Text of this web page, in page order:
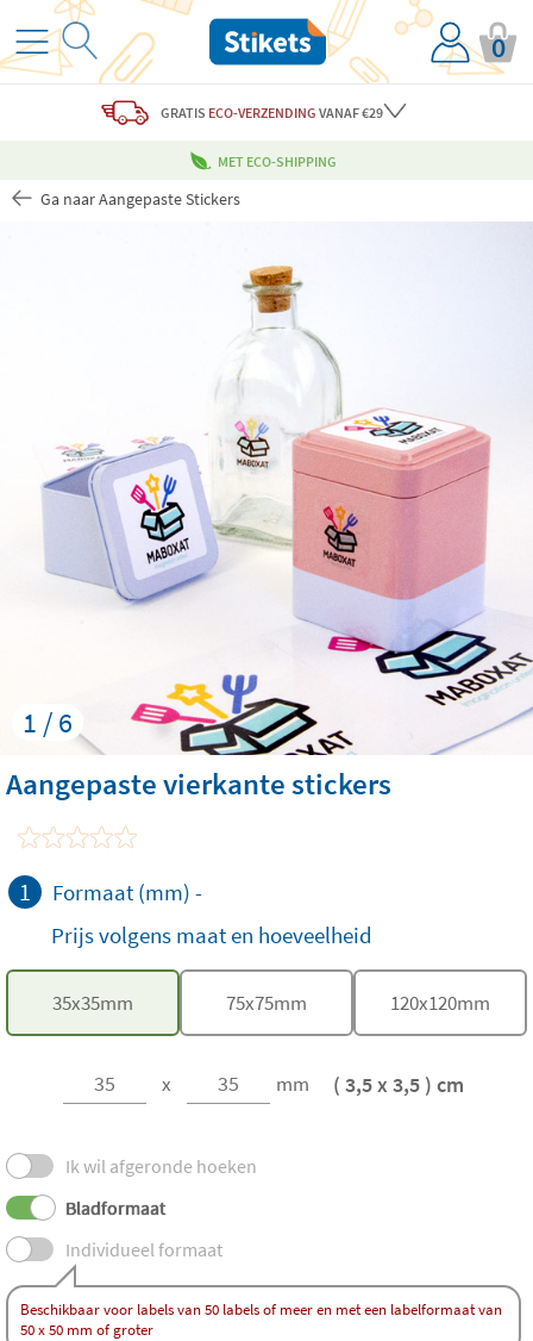
0
GRATIS ECO-VERZENDING VANAF €29
MET ECO-SHIPPING
Ga naar Aangepaste Stickers
1 / 6
Aangepaste vierkante stickers
1 Formaat (mm) -
Prijs volgens maat en hoeveelheid
35x35mm 75x75mm 120x120mm
x mm ( 3,5 x 3,5 ) cm
Ik wil afgeronde hoeken
Bladformaat
Individueel formaat
Beschikbaar voor labels van 50 labels of meer en met een labelformaat van
50 x 50 mm of groter